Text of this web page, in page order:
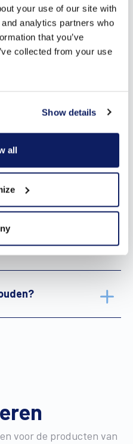
your use of our site with
analytics partners who
that you’ve
collected from your use
Show details
all
goede keuze om
geschikt voor
voor de producten van